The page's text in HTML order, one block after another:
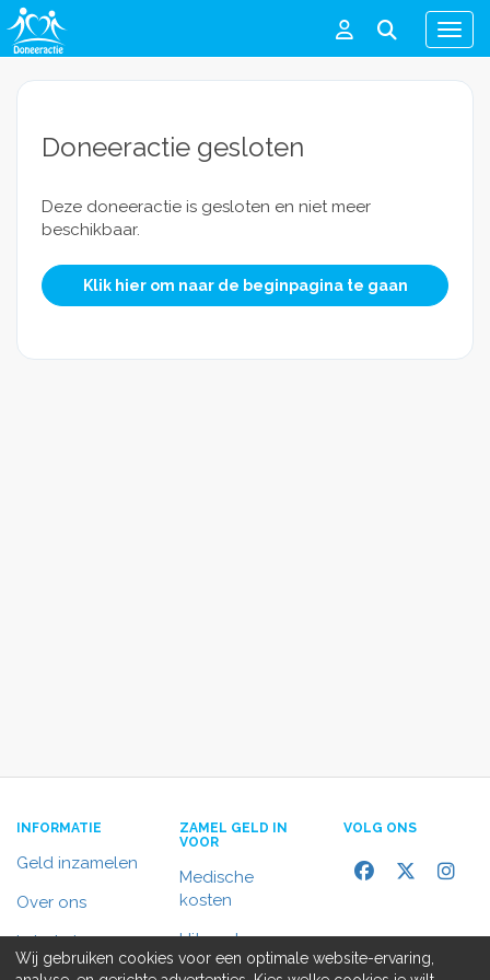
Menu
Doneeractie gesloten
Deze doneeractie is gesloten en niet meer
beschikbaar.
Klik hier om naar de beginpagina te gaan
INFORMATIE
Geld inzamelen
Over ons
In het nieuws
ZAMEL GELD IN
VOOR
Medische
kosten
Uitvaart
VOLG ONS
Wij gebruiken cookies voor een optimale website-ervaring,